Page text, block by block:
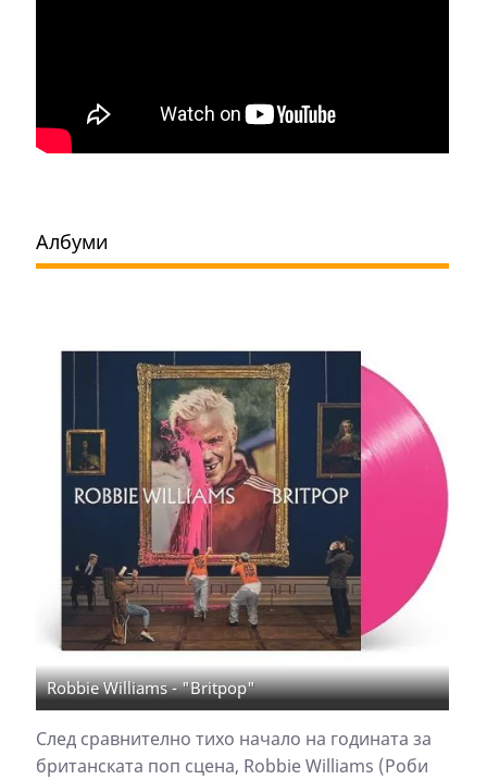
Албуми
Robbie Williams - "Britpop"
След сравнително тихо начало на годината за
британската поп сцена, Robbie Williams (Роби